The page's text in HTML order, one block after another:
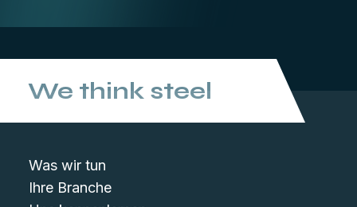
We think steel
Was wir tun
Ihre Branche